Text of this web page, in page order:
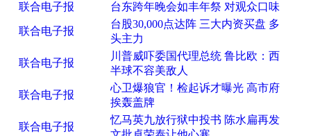
联合电子报
台东跨年晚会如丰年祭 对观众口味
联合电子报
台股30,000点达阵 三大内资买盘 多
头主力
联合电子报
川普威吓委国代理总统 鲁比欧：西
半球不容美敌人
联合电子报
心卫爆狼官！检起诉才曝光 高市府
挨轰盖牌
联合电子报
忆马英九放行狱中投书 陈水扁再发